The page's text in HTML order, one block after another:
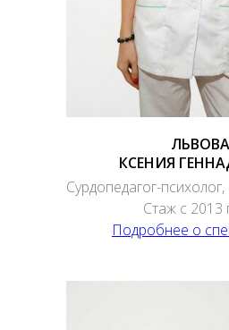
ЛЬВОВА
КСЕНИЯ
Сурдопедагог-психолог,
Стаж с 2013
Подробнее о